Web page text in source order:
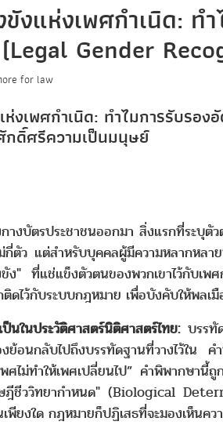
ขังแห่งเพศกำเนิด:
Gender
for law
ห่งเพศกำเนิด: ทำไมการรับรอ
ดิ์ศรีความเป็นมนุษย์
กางบัตรประชาชนออกมา สิ่งแรกที่ระบุ
กี่ตัว แต่สำหรับบุคคลผู้มีความหลากหล
ง" ที่แช่แข็งตัวตนของพวกเขาไว้กับเ
ไว้กับระบบกฎหมาย เพื่อบังคับให้พลเ
นประวัติศาสตร์นิติศาสตร์ไทย:บรรทัด
ย้อนกลับไปถึงบรรทัดฐานที่วางไว้ใน
ศไม่ทำให้เพศเปลี่ยนไป” คำพิพากษา
ชีววิทยากำหนด" (Biological
พียงใด กฎหมายก็ปฏิเสธที่จะมองเห็นคว